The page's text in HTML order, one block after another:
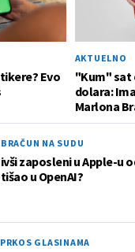
Evo
AKTUELNO
"Kum" sat
dolara:
Marlona
NA SUDU
zaposleni u Apple-u
u OpenAI?
GLASINAMA